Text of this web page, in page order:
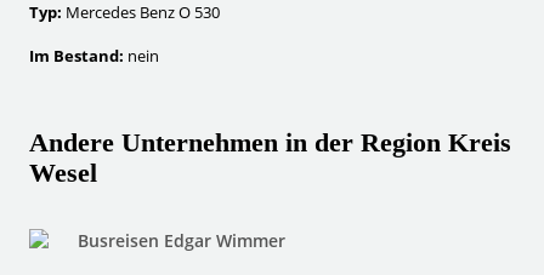
Typ: Mercedes Benz O 530
Im Bestand: nein
Andere Unternehmen in der Region Kreis
Wesel
Busreisen Edgar Wimmer